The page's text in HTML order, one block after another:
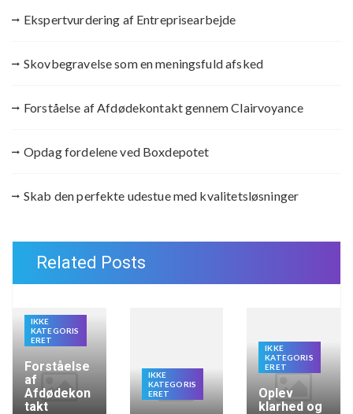
Ekspertvurdering af Entreprisearbejde
Skovbegravelse som en meningsfuld afsked
Forståelse af Afdødekontakt gennem Clairvoyance
Opdag fordelene ved Boxdepotet
Skab den perfekte udestue med kvalitetsløsninger
Related Posts
IKKE
KATEGORIS
ERET
Forståelse
af
Afdødekon
takt
IKKE
KATEGORIS
ERET
IKKE
KATEGORIS
ERET
Oplev
klarhed og